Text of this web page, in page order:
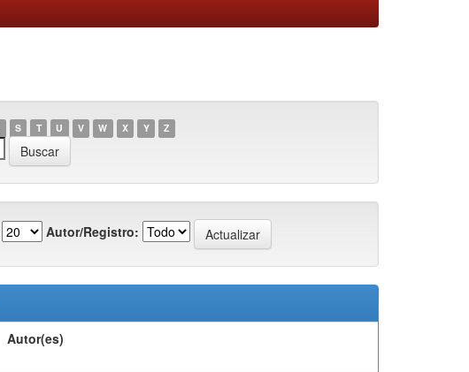
S T U V W X Y Z
Autor/Registro:
Autor(es)